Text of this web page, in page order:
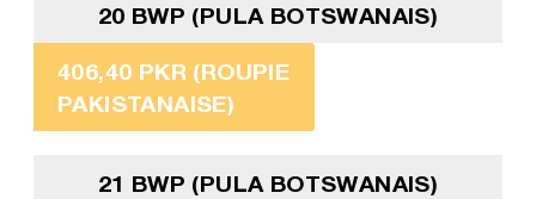
20 BWP (PULA BOTSWANAIS)
406,40 PKR (ROUPIE
PAKISTANAISE)
21 BWP (PULA BOTSWANAIS)